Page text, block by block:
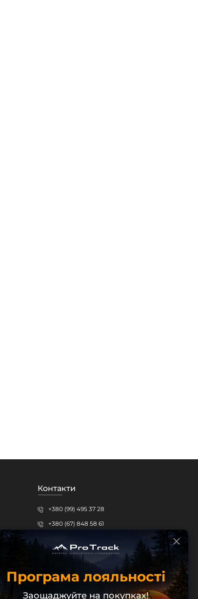
Контакти
+380 (99) 495 37 28
+380 (67) 848 58 61
Кропивницький, вул.Шевченка, 15б
Безкоштовна консультація
Програма лояльності
Заощаджуйте на покупках!